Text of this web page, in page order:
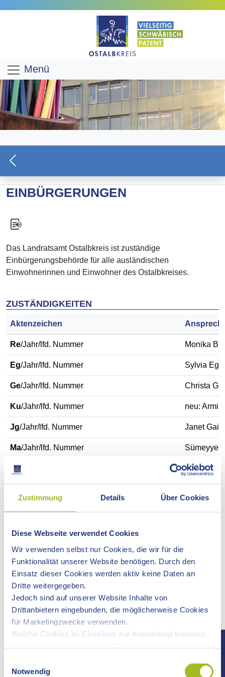
Zustimmung Details Über Cookies
Diese Webseite verwendet Cookies
Wir verwenden selbst nur Cookies, die wir für die
Funktionalität unserer Website benötigen. Durch den
Einsatz dieser Cookies werden aktiv keine Daten an
Dritte weitergegeben.
Jedoch sind auf unserer Website Inhalte von
Drittanbietern eingebunden, die möglicherweise Cookies
für Marketingzwecke verwenden.
Welche Cookies im Einzelnen zur Anwendung kommen,
finden Sie unter dem Reiter „Details“ und in unserer
Notwendig
Menü
EINBÜRGERUNGEN
Das Landratsamt Ostalbkreis ist zuständige
Einbürgerungsbehörde für alle ausländischen
Einwohnerinnen und Einwohner des Ostalbkreises.
ZUSTÄNDIGKEITEN
Aktenzeichen
Re/Jahr/lfd. Nummer Monika
Eg/Jahr/lfd. Nummer Sylvia
Ge/Jahr/lfd. Nummer Christa
Ku/Jahr/lfd. Nummer neu:
Jg/Jahr/lfd. Nummer Janet
Ma/Jahr/lfd. Nummer Sümeyye
Ti/Jahr/lfd. Nummer Armin
Beratungen ohne Antragstellung erfolgen ausschließlich
Persönliche Vorsprachen sind nur während eines laufenden
Terminvereinbarungzwingend erforderlich.
Telefonzeiten:
Montag, Dienstag, Mittwoch, Freitag 10:30-11:30 Uhr
HINWEIS
Ihre Einbürgerung können Sie über die folgenden Online-